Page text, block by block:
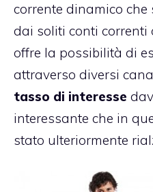
corrente dinamico che
dai soliti conti correnti
offre la possibilità di
attraverso diversi
tasso di interesse
interessante che in
stato ulteriormente